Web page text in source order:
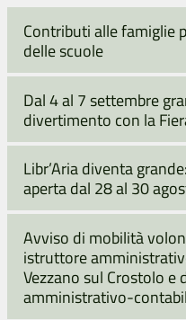
Contributi alle famiglie
delle scuole
Dal 4 al 7 settembre
divertimento con la
Libr’Aria diventa
aperta dal 28 al 30
Avviso di mobilità
istruttore
Vezzano sul Crostolo
amministrativo-